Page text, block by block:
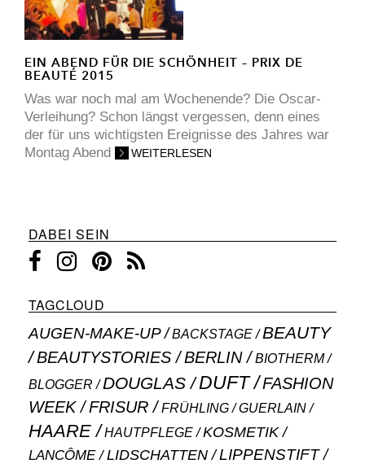
EIN ABEND FÜR DIE SCHÖNHEIT – PRIX DE
BEAUTÉ 2015
Was war noch mal am Wochenende? Die Oscar-
Verleihung? Schon längst vergessen, denn eines
der für uns wichtigsten Ereignisse des Jahres war
Montag Abend
WEITERLESEN
DABEI SEIN
TAGCLOUD
AUGEN-MAKE-UP BACKSTAGE BEAUTY
BEAUTYSTORIES BERLIN
BIOTHERM
BLOGGER
DOUGLAS DUFT
FASHION
WEEK
FRISUR FRÜHLING GUERLAIN
HAARE HAUTPFLEGE
KOSMETIK
LANCÔME
LIDSCHATTEN LIPPENSTIFT